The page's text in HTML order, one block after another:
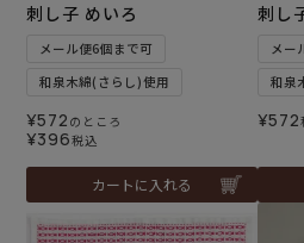
刺し子 めいろ
メール便6個まで可
和泉木綿(さらし)使用
¥572 のところ
¥396税込
カートに入れる
刺し
メー
和泉
¥572